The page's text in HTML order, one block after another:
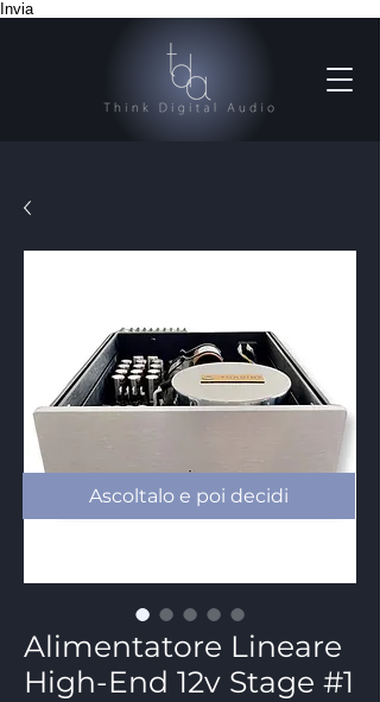
Invia
Alimentatore Lineare
High-End 12v Stage #1
Ascoltalo e poi decidi